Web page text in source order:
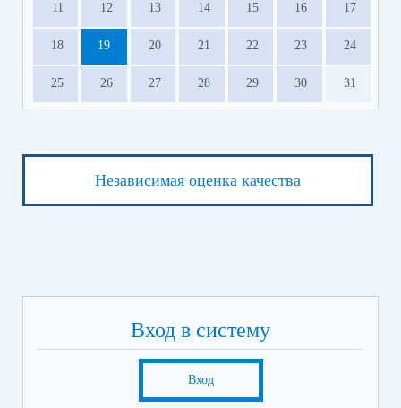
11 12 13 14 15 16 17
18 19 20 21 22 23 24
25 26 27 28 29 30 31
Независимая оценка качества
Вход в систему
Вход